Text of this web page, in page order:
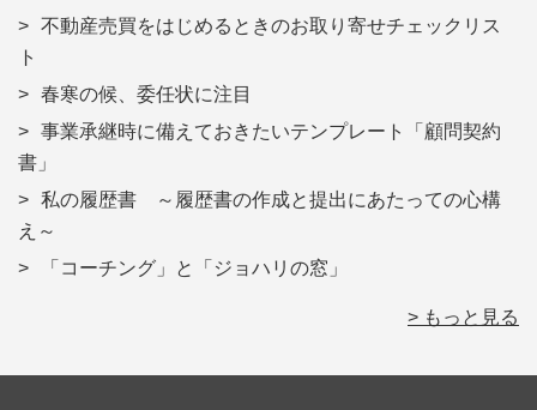
不動産売買をはじめるときのお取り寄せチェックリス
ト
春寒の候、委任状に注目
事業承継時に備えておきたいテンプレート「顧問契約
書」
私の履歴書 ～履歴書の作成と提出にあたっての心構
え～
「コーチング」と「ジョハリの窓」
> もっと見る